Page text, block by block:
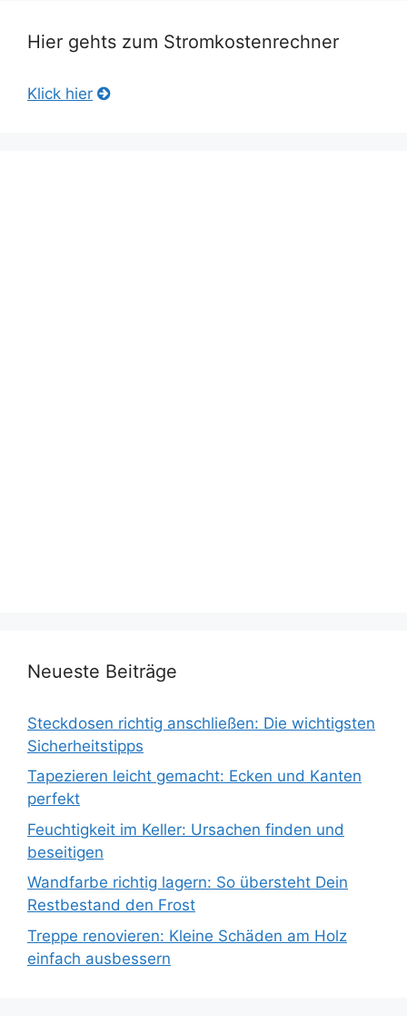
Hier gehts zum Stromkostenrechner
Klick hier
Neueste Beiträge
Steckdosen richtig anschließen: Die wichtigsten
Sicherheitstipps
Tapezieren leicht gemacht: Ecken und Kanten
perfekt
Feuchtigkeit im Keller: Ursachen finden und
beseitigen
Wandfarbe richtig lagern: So übersteht Dein
Restbestand den Frost
Treppe renovieren: Kleine Schäden am Holz
einfach ausbessern